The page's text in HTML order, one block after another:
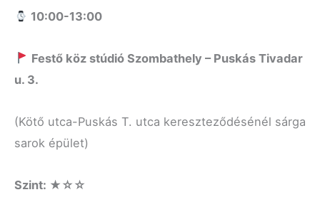
10:00-13:00
Festőköz stúdió Szombathely – Puskás Tivadar
u. 3.
(Kötő utca-Puskás T. utca kereszteződésénél sárga
sarok épület)
Szint: ★☆☆